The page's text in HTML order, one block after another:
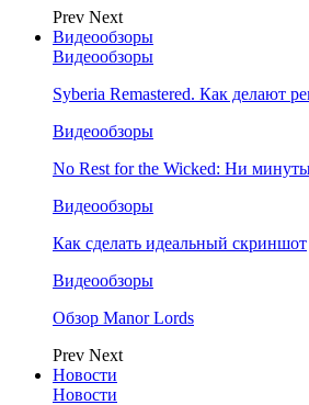
Prev Next
Видеообзоры
Видеообзоры
Syberia Remastered. Как делают
Видеообзоры
No Rest for the Wicked: Ни
Видеообзоры
Как сделать идеальный скриншот
Видеообзоры
Обзор Manor Lords
Prev Next
Новости
Новости